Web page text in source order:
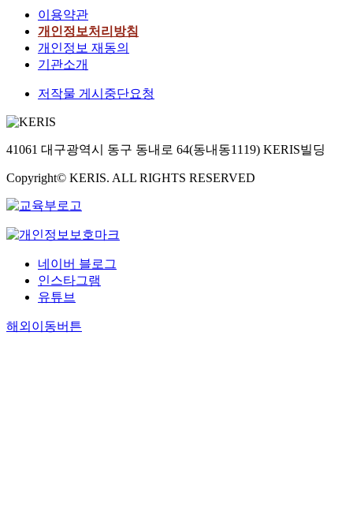
이용약관
개인정보처리방침
개인정보 재동의
기관소개
저작물 게시중단요청
41061 대구광역시 동구 동내로 64(동내동1119) KERIS빌딩
Copyright© KERIS. ALL RIGHTS RESERVED
네이버 블로그
인스타그램
유튜브
해외이동버튼